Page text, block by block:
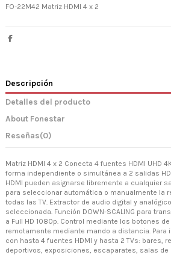
FO-22M42 Matriz HDMI 4 x 2
Descripción
Detalles del producto
About Fonestar
Reseñas(0)
Matriz HDMI 4 x 2 Conecta 4 fuentes HDMI UHD
forma independiente o simultánea a 2 salidas
HDMI pueden asignarse libremente a cualquier
para seleccionar automática o manualmente la
todas las TV. Extractor de audio digital y
seleccionada. Función DOWN-SCALING para
a Full HD 1080p. Control mediante los botones
remotamente mediante mando a distancia.
con hasta 4 fuentes HDMI y hasta 2 TVs: bares,
deportivos, exposiciones, escaparates, salas de